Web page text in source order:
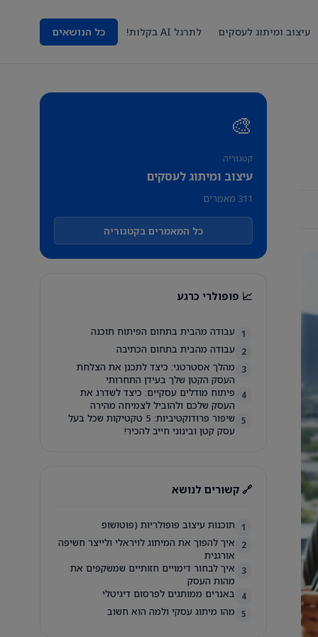
עיצוב ומיתוג לעסקים לתרגל AI בקלות! כל הנושאים
🎨
קטגוריה
עיצוב ומיתוג לעסקים
311 מאמרים
כל המאמרים בקטגוריה
📈 פופולרי כרגע
1 עבודה מהבית בתחום הפיתוח תוכנה
2 עבודה מהבית בתחום הכתיבה
3
מהלך אסטרטגי: כיצד לתכנן את הצלחת
העסק הקטן שלך בעידן התחרותי
4
פיתוח מודלים עסקיים: כיצד לשדרג את
העסק שלכם ולהוביל לצמיחה מהירה
5
שיפור פרודוקטיביות: 5 טקטיקות שכל בעל
עסק קטן ובינוני חייב להכיר!
🔗 קשורים לנושא
1 תוכנות עיצוב פופולריות (פוטושופ
2
איך להפוך את המיתוג לויראלי ולייצר חשיפה
אורגנית
3
איך לבחור דימויים חזותיים שמשקפים את
מהות העסק
4 באנרים ממותגים לפרסום דיגיטלי
5 מהו מיתוג עסקי ולמה הוא חשוב